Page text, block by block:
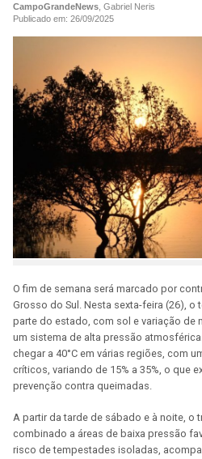
CampoGrandeNews , Gabriel Neris
Publicado em: 26/09/2025
O fim de semana será marcado por
Grosso do Sul. Nesta sexta-feira (26), o
parte do estado, com sol e variação de
um sistema de alta pressão
chegar a 40°C em várias regiões, com
críticos, variando de 15% a 35%, o que
prevenção contra queimadas.
A partir da tarde de sábado e à noite, o
combinado a áreas de baixa pressão
risco de tempestades isoladas,